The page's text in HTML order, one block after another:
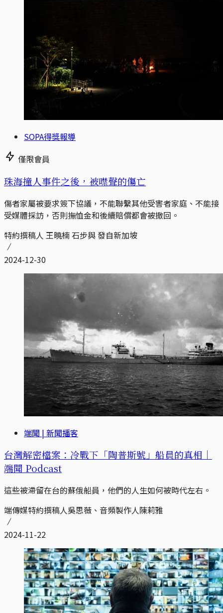
SOPA得獎報導
僅限會員
珠海撞人事件之後，被噤聲的傷亡
傷者家屬被要求簽下協議，不能聯繫其他受害者家庭、不能接
受媒體採訪，否則撫恤金和後續賠償都會被撤回。
特約撰稿人 王曉楠 石步與 發自新加坡
2024-12-30
端聞 | 新聞播客
台灣解密檔案：冷戰下「陶普斯號」船員的真相｜
端聞 Podcast
這些被滯留在台的蘇俄船員，他們的人生如何被時代左右。
端傳媒特約撰稿人吳思薇、音頻製作人陳莉雅
2024-11-22